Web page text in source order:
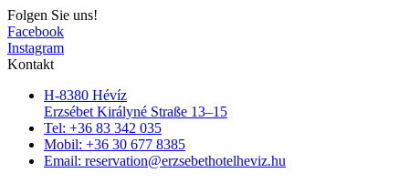
Folgen Sie uns!
Facebook
Instagram
Kontakt
H-8380 Hévíz
Erzsébet Királyné Straße 13–15
Tel: +36 83 342 035
Mobil: +36 30 677 8385
Email: reservation@erzsebethotelheviz.hu